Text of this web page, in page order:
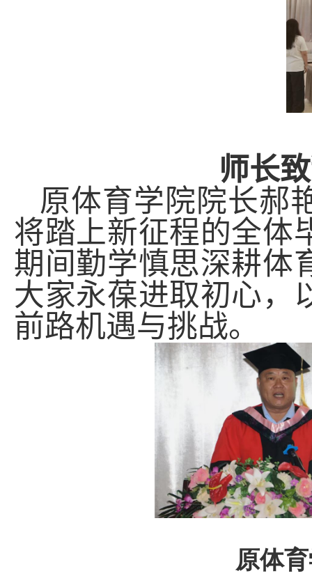
师长
原体育学院院长郝
将踏上新征程的全体
期间勤学慎思深耕体
大家永葆进取初心，
前路机遇与挑战。
原体